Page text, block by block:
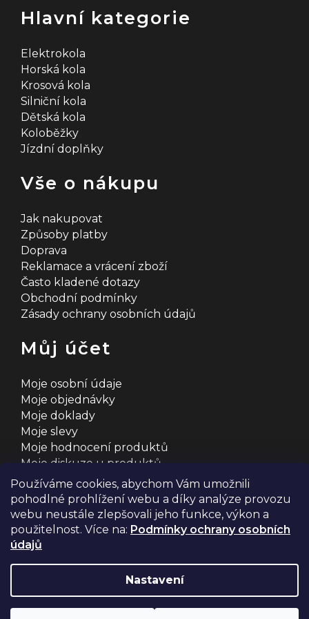
Používáme cookies, abychom Vám umožnili
pohodlné prohlížení webu a díky analýze provozu
webu neustále zlepšovali jeho funkce, výkon a
použitelnost. Více na: Podmínky ochrany osobních
údajů
Nastavení
Hlavní kategorie
Elektrokola
Horská kola
Krosová kola
Silniční kola
Dětská kola
Koloběžky
Jízdní doplňky
Vše o nákupu
Jak nakupovat
Způsoby platby
Doprava
Reklamace a vrácení zboží
Často kladené dotazy
Obchodní podmínky
Zásady ochrany osobních údajů
Můj účet
Moje osobní údaje
Moje objednávky
Moje doklady
Moje slevy
Moje hodnocení produktů
Moje diskuze u produktů
Shoptet s ❤️ vyšperkovalo